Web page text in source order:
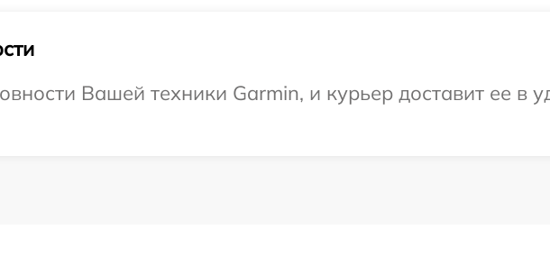
Вашей техники Garmin, и курьер доставит ее в